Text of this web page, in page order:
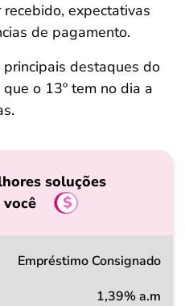
expectativas
de pagamento.
destaques do
o 13º tem no dia a
soluções
Empréstimo Consignado
1,39% a.m